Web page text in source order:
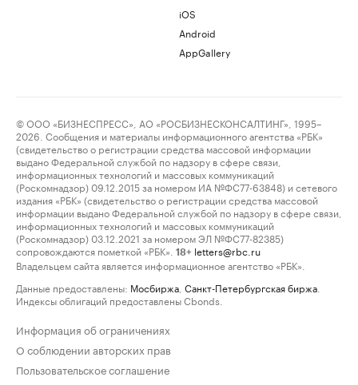
iOS
Android
AppGallery
© ООО «БИЗНЕСПРЕСС», АО «РОСБИЗНЕСКОНСАЛТИНГ», 1995–
2026. Сообщения и материалы информационного агентства «РБК»
(свидетельство о регистрации средства массовой информации
выдано Федеральной службой по надзору в сфере связи,
информационных технологий и массовых коммуникаций
(Роскомнадзор) 09.12.2015 за номером ИА №ФС77-63848) и сетевого
издания «РБК» (свидетельство о регистрации средства массовой
информации выдано Федеральной службой по надзору в сфере связи,
информационных технологий и массовых коммуникаций
(Роскомнадзор) 03.12.2021 за номером ЭЛ №ФС77-82385)
сопровождаются пометкой «РБК».
18+ letters@rbc.ru
Владельцем сайта является информационное агентство «РБК».
Данные предоставлены: Мосбиржа Санкт-Петербургская биржа
Индексы облигаций предоставлены Cbonds.
Информация об ограничениях
О соблюдении авторских прав
Пользовательское соглашение